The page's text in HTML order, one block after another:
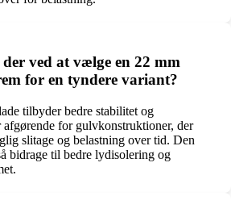
ved at vælge en 22 mm
for en tyndere variant?
tilbyder bedre stabilitet og
for gulvkonstruktioner, der
slitage og belastning over tid. Den
bidrage til bedre lydisolering og